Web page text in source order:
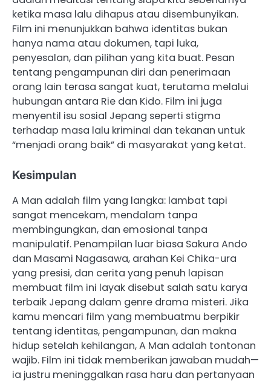
ketika masa lalu dihapus atau disembunyikan.
Film ini menunjukkan bahwa identitas bukan
hanya nama atau dokumen, tapi luka,
penyesalan, dan pilihan yang kita buat. Pesan
tentang pengampunan diri dan penerimaan
orang lain terasa sangat kuat, terutama melalui
hubungan antara Rie dan Kido. Film ini juga
menyentil isu sosial Jepang seperti stigma
terhadap masa lalu kriminal dan tekanan untuk
“menjadi orang baik” di masyarakat yang ketat.
Kesimpulan
A Man adalah film yang langka: lambat tapi
sangat mencekam, mendalam tanpa
membingungkan, dan emosional tanpa
manipulatif. Penampilan luar biasa Sakura Ando
dan Masami Nagasawa, arahan Kei Chika-ura
yang presisi, dan cerita yang penuh lapisan
membuat film ini layak disebut salah satu karya
terbaik Jepang dalam genre drama misteri. Jika
kamu mencari film yang membuatmu berpikir
tentang identitas, pengampunan, dan makna
hidup setelah kehilangan, A Man adalah tontonan
wajib. Film ini tidak memberikan jawaban mudah—
ia justru meninggalkan rasa haru dan pertanyaan